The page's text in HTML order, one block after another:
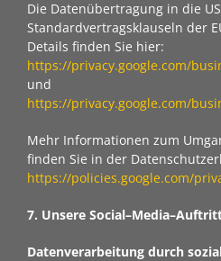
Die Datenübertragung in die
Standardvertragsklauseln der
Details finden Sie hier:
https://privacy.google.com/
und
https://privacy.google.com/
Mehr Informationen zum
finden Sie in der
https://policies.google.com/
7. Unsere
Datenverarbeitung durch